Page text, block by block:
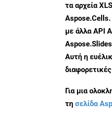
τα αρχεία
με άλλα API
Αυτή η
Για μια
τη σελίδα